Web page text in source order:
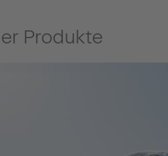
Produkte